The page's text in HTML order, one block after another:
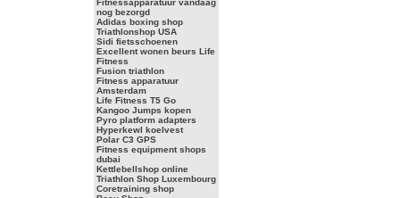
Fitnessapparatuur vandaag
nog bezorgd
Adidas boxing shop
Triathlonshop USA
Sidi fietsschoenen
Excellent wonen beurs Life
Fitness
Fusion triathlon
Fitness apparatuur
Amsterdam
Life Fitness T5 Go
Kangoo Jumps kopen
Pyro platform adapters
Hyperkewl koelvest
Polar C3 GPS
Fitness equipment shops
dubai
Kettlebellshop online
Triathlon Shop Luxembourg
Coretraining shop